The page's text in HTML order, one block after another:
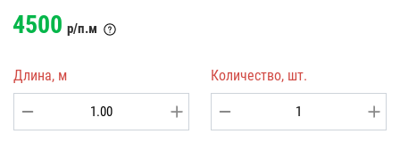
4500 р/п.м
Длина, м Количество, шт.